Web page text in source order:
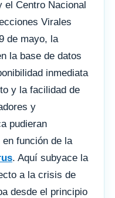
el Centro Nacional
Virales
de mayo, la
la base de datos
inmediata
y la facilidad de
y
pudieran
función de la
. Aquí subyace la
a la crisis de
desde el principio